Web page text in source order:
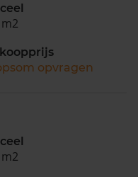
opvragen